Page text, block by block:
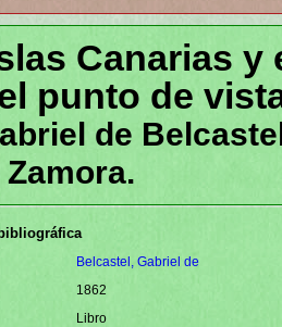
Canarias y
punto de
de
Zamora.
Belcastel, Gabriel de
1862
Libro